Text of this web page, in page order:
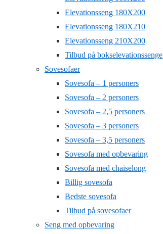
Elevationsseng 180X200
Elevationsseng 180X210
Elevationsseng 210X200
Tilbud på bokselevationssenge
Sovesofaer
Sovesofa – 1 personers
Sovesofa – 2 personers
Sovesofa – 2,5 personers
Sovesofa – 3 personers
Sovesofa – 3,5 personers
Sovesofa med opbevaring
Sovesofa med chaiselong
Billig sovesofa
Bedste sovesofa
Tilbud på sovesofaer
Seng med opbevaring